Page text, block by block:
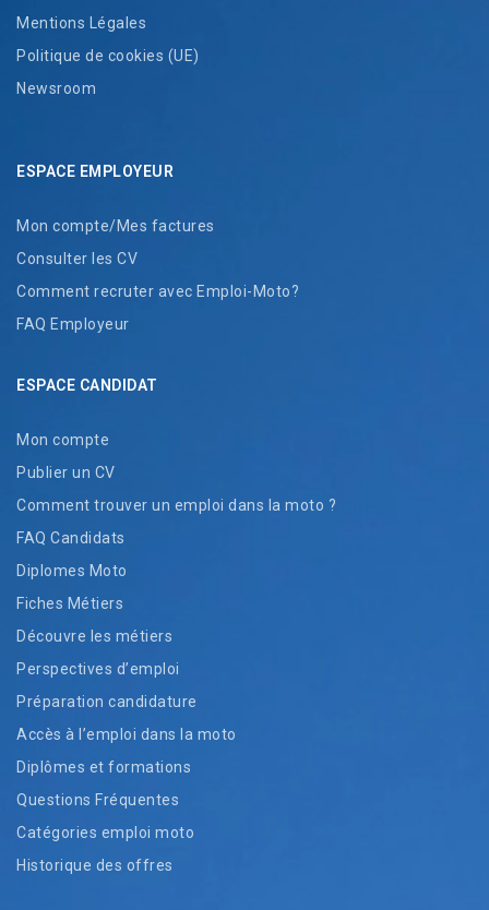
Mentions Légales
Politique de cookies (UE)
Newsroom
ESPACE EMPLOYEUR
Mon compte/Mes factures
Consulter les CV
Comment recruter avec Emploi-Moto?
FAQ Employeur
ESPACE CANDIDAT
Mon compte
Publier un CV
Comment trouver un emploi dans la moto ?
FAQ Candidats
Diplomes Moto
Fiches Métiers
Découvre les métiers
Perspectives d’emploi
Préparation candidature
Accès à l’emploi dans la moto
Diplômes et formations
Questions Fréquentes
Catégories emploi moto
Historique des offres